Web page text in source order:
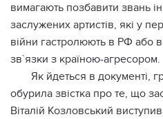
вимагають позбавити звань
заслужених артистів, які у
війни гастролюють в РФ або
зв`язки з країною-агресором.
Як йдеться в документі,
обурила звістка про те, що
Віталій Козловський